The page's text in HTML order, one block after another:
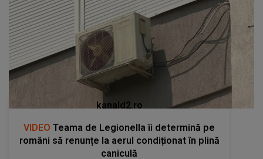
kanald2.ro
VIDEO Teama de Legionella îi determină pe
români să renunțe la aerul condiționat în plină
caniculă